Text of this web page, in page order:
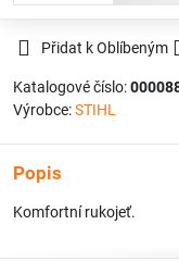
Přidat k Oblíbeným
Katalogové číslo:
Výrobce:STIHL
Popis
Komfortní rukojeť.